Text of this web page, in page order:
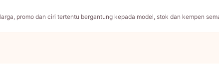
promo dan ciri tertentu bergantung kepada model, stok dan kempen